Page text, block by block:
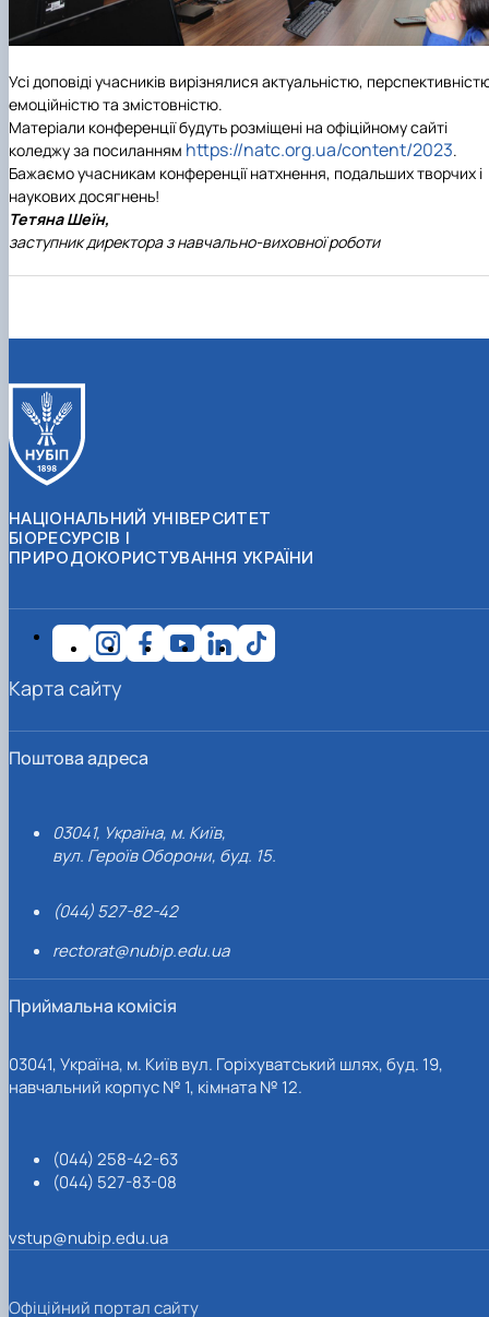
Усі доповіді учасників вирізнялися актуальністю,
емоційністю та змістовністю.
Матеріали конференції будуть розміщені на офіційному сайті
коледжу за посиланням https://natc.org.ua/content/2023.
Бажаємо учасникам конференції натхнення, подальших творчих і
наукових досягнень!
Тетяна Шеїн,
заступник директора з навчально-виховної роботи
НАЦІОНАЛЬНИЙ УНІВЕРСИТЕТ
БІОРЕСУРСІВ І
ПРИРОДОКОРИСТУВАННЯ УКРАЇНИ
Поштова адреса
03041, Україна, м. Київ,
вул. Героїв Оборони, буд. 15.
(044) 527-82-42
rectorat@nubip.edu.ua
Приймальна комісія
03041, Україна, м. Київ вул. Горіхуватський шлях, буд. 19,
навчальний корпус № 1, кімната № 12.
(044) 258-42-63
(044) 527-83-08
vstup@nubip.edu.ua
Карта сайту
Офіційний портал сайту